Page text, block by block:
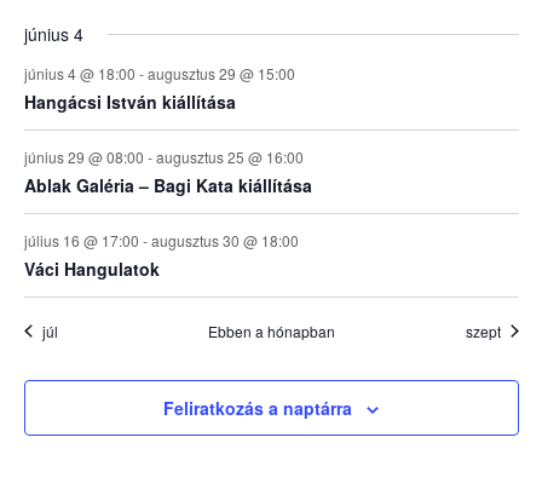
június 4
június 4 @ 18:00 -augusztus 29 @ 15:00
Hangácsi István kiállítása
június 29 @ 08:00 -augusztus 25 @ 16:00
Ablak Galéria – Bagi Kata kiállítása
július 16 @ 17:00 -augusztus 30 @ 18:00
Váci Hangulatok
júl Ebben a hónapban szept
Feliratkozás a naptárra